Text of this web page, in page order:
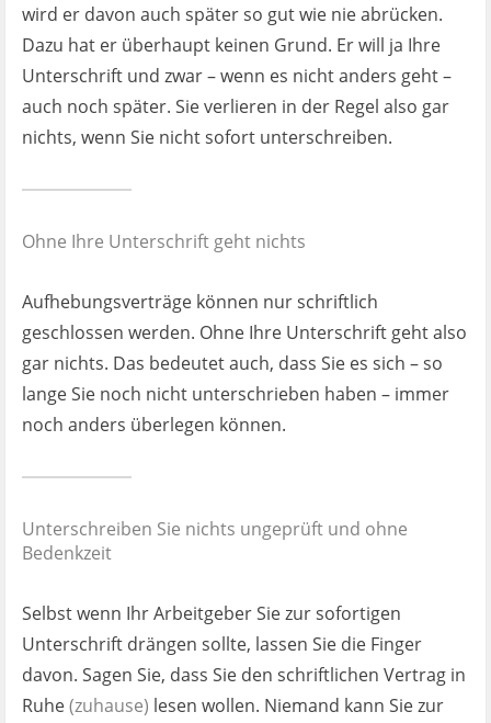
wird er davon auch später so gut wie nie abrücken.
Dazu hat er überhaupt keinen Grund. Er will ja Ihre
Unterschrift und zwar – wenn es nicht anders geht –
auch noch später. Sie verlieren in der Regel also gar
nichts, wenn Sie nicht sofort unterschreiben.
Ohne Ihre Unterschrift geht nichts
Aufhebungsverträge können nur schriftlich
geschlossen werden. Ohne Ihre Unterschrift geht also
gar nichts. Das bedeutet auch, dass Sie es sich – so
lange Sie noch nicht unterschrieben haben – immer
noch anders überlegen können.
Unterschreiben Sie nichts ungeprüft und ohne
Bedenkzeit
Selbst wenn Ihr Arbeitgeber Sie zur sofortigen
Unterschrift drängen sollte, lassen Sie die Finger
davon. Sagen Sie, dass Sie den schriftlichen Vertrag in
Ruhe(zuhause) lesen wollen. Niemand kann Sie zur